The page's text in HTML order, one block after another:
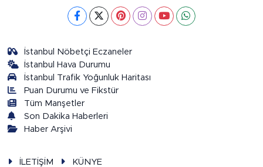
İstanbul Nöbetçi Eczaneler
İstanbul Hava Durumu
İstanbul Trafik Yoğunluk Haritası
Puan Durumu ve Fikstür
Tüm Manşetler
Son Dakika Haberleri
Haber Arşivi
İLETİŞİM KÜNYE